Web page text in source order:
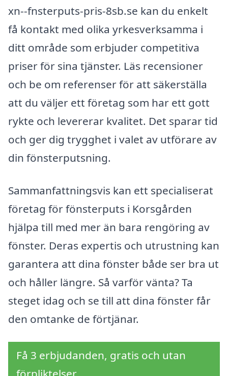
xn--fnsterputs-pris-8sb.se kan du enkelt
få kontakt med olika yrkesverksamma i
ditt område som erbjuder competitiva
priser för sina tjänster. Läs recensioner
och be om referenser för att säkerställa
att du väljer ett företag som har ett gott
rykte och levererar kvalitet. Det sparar tid
och ger dig trygghet i valet av utförare av
din fönsterputsning.
Sammanfattningsvis kan ett specialiserat
företag för fönsterputs i Korsgården
hjälpa till med mer än bara rengöring av
fönster. Deras expertis och utrustning kan
garantera att dina fönster både ser bra ut
och håller längre. Så varför vänta? Ta
steget idag och se till att dina fönster får
den omtanke de förtjänar.
Få 3 erbjudanden, gratis och utan